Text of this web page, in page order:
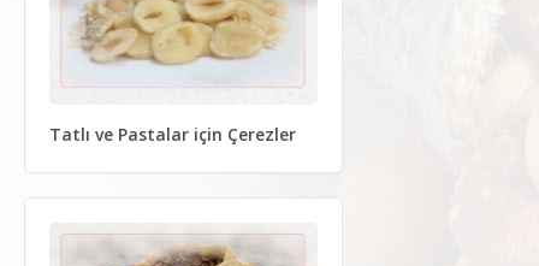
Tatlı ve Pastalar için Çerezler